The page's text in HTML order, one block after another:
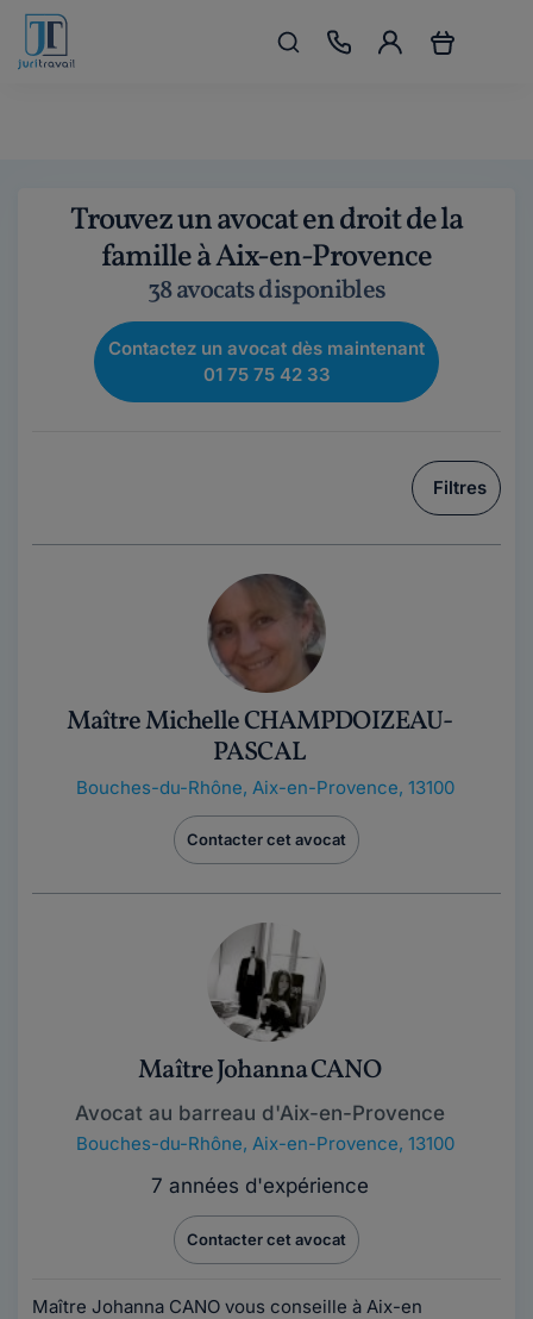
Trouvez un avocat en droit de la
famille à Aix-en-Provence
38 avocats disponibles
Contactez un avocat dès maintenant
01 75 75 42 33
Filtres
Maître Michelle CHAMPDOIZEAU-
PASCAL
Bouches-du-Rhône, Aix-en-Provence, 13100
Contacter cet avocat
Maître Johanna CANO
Avocat au barreau d'Aix-en-Provence
Bouches-du-Rhône, Aix-en-Provence, 13100
7 années d'expérience
Contacter cet avocat
Maître Johanna CANO vous conseille à Aix-en